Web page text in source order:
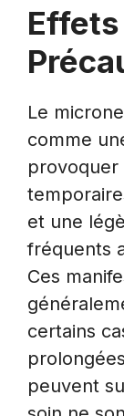
Le
comme
provoquer
et une
fréquents
Ces
certains
peuvent